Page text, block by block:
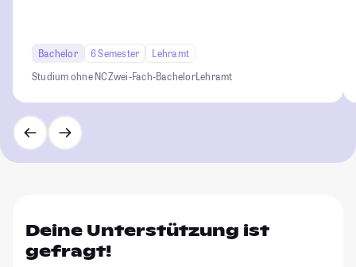
Bachelor 6 Semester
Lehramt
Studium ohne NCZwei-Fach-BachelorLehramt
Deine Unterstützung ist
gefragt!